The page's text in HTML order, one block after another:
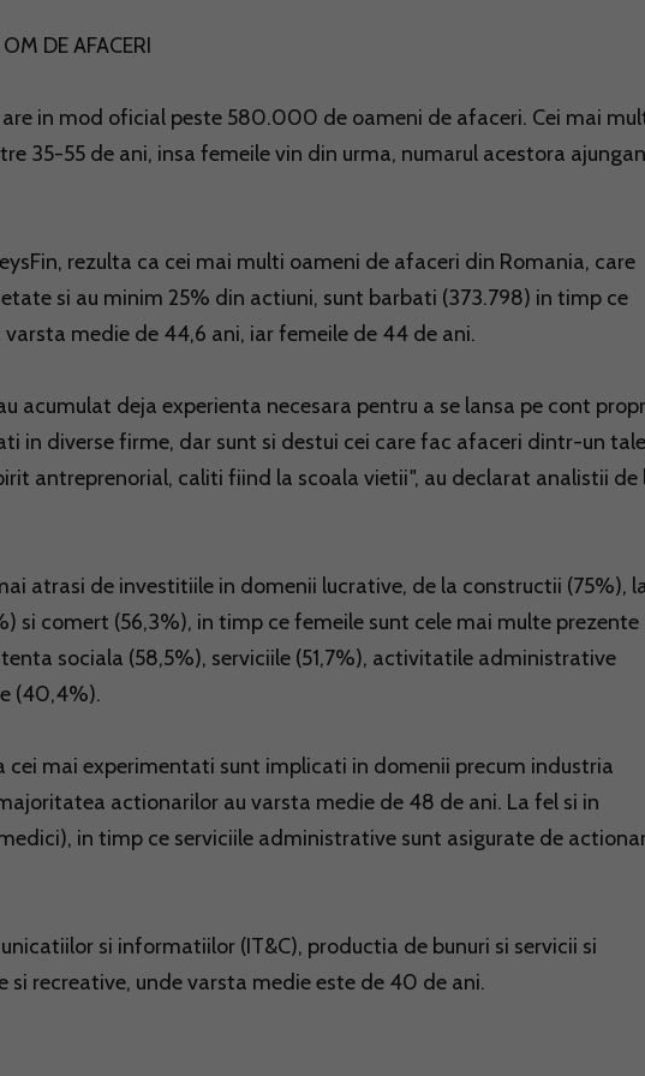
DE AFACERI
in mod oficial peste 580.000 de oameni de afaceri. Cei mai
35-55 de ani, insa femeile vin din urma, numarul acestora
rezulta ca cei mai multi oameni de afaceri din Romania, care
si au minim 25% din actiuni, sunt barbati (373.798) in timp ce
medie de 44,6 ani, iar femeile de 44 de ani.
acumulat deja experienta necesara pentru a se lansa pe cont
in diverse firme, dar sunt si destui cei care fac afaceri dintr-un
antreprenorial, caliti fiind la scoala vietii", au declarat analistii de
atrasi de investitiile in domenii lucrative, de la constructii (75%),
si comert (56,3%), in timp ce femeile sunt cele mai multe prezente
sociala (58,5%), serviciile (51,7%), activitatile administrative
(40,4%).
cei mai experimentati sunt implicati in domenii precum industria
actionarilor au varsta medie de 48 de ani. La fel si in
in timp ce serviciile administrative sunt asigurate de
si informatiilor (IT&C), productia de bunuri si servicii si
recreative, unde varsta medie este de 40 de ani.